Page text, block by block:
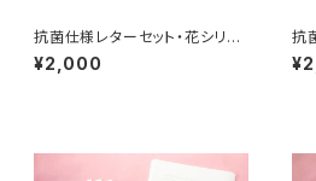
抗菌仕様レターセット・花シリー
ズ「向日葵」封筒10枚＋レター1
0枚入り
¥2,000
抗
ズ
タ